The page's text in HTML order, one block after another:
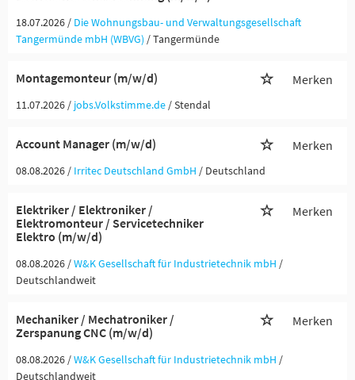
18.07.2026 / Die Wohnungsbau- und Verwaltungsgesellschaft
Tangermünde mbH (WBVG) / Tangermünde
Montagemonteur (m/w/d) Merken
11.07.2026 / jobs.Volkstimme.de / Stendal
Account Manager (m/w/d) Merken
08.08.2026 / Irritec Deutschland GmbH / Deutschland
Elektriker / Elektroniker /
Elektromonteur / Servicetechniker
Elektro (m/w/d)
Merken
08.08.2026 /W&K Gesellschaft für Industrietechnik mbH /
Deutschlandweit
Mechaniker / Mechatroniker /
Zerspanung CNC (m/w/d)
Merken
08.08.2026 /W&K Gesellschaft für Industrietechnik mbH /
Deutschlandweit